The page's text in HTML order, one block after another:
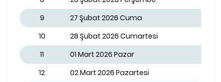
9
27 Şubat 2026 Cuma
10
28 Şubat 2026 Cumartesi
11
01 Mart 2026 Pazar
12
02 Mart 2026 Pazartesi